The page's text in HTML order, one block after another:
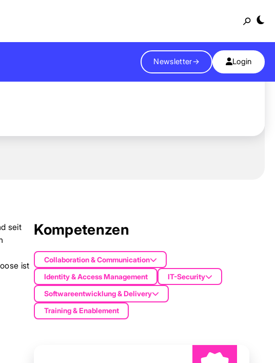
Newsletter→ Login
seit
ist
Kompetenzen
Collaboration & Communication
Identity & Access Management
IT-Security
Softwareentwicklung & Delivery
Training & Enablement